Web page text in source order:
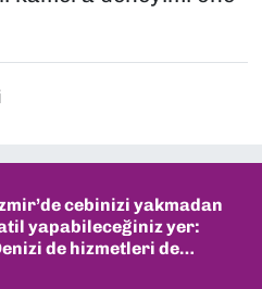
cebinizi yakmadan
yapabileceğiniz yer:
de hizmetleri de